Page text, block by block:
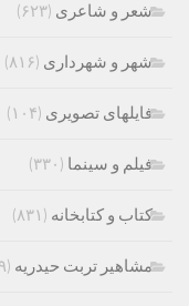
شعر و شاعری (۶۲۳)
شهر و شهرداری (۸۱۶)
فایلهای تصویری (۱۰۴)
فیلم و سینما (۳۳۰)
کتاب و کتابخانه (۸۳۱)
مشاهیر تربت حیدریه (۵۷۹)